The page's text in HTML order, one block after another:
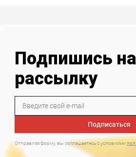
Подпишись на
рассылку
Подписаться
Отправляя форму, вы соглашаетесь с условиями